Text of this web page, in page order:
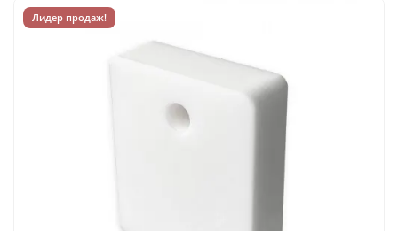
Лидер продаж!